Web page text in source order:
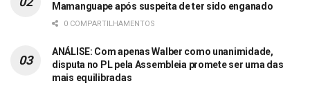
Mamanguape após suspeita de ter sido enganado
0 COMPARTILHAMENTOS
ANÁLISE: Com apenas Walber como unanimidade,
disputa no PL pela Assembleia promete ser uma das
mais equilibradas